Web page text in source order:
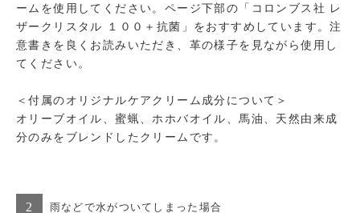
ームを使用してください。ページ下部の「コロンブス社 レ
ザークリスタル １００＋抗菌」をおすすめしています。注
意書きを良くお読みいただき、革の様子を見ながら使用し
てください。
＜付属のオリジナルケアクリーム成分について＞
オリーブオイル、蜜蝋、ホホバオイル、馬油、天然由来成
分のみをブレンドしたクリームです。
2 雨などで水がついてしまった場合